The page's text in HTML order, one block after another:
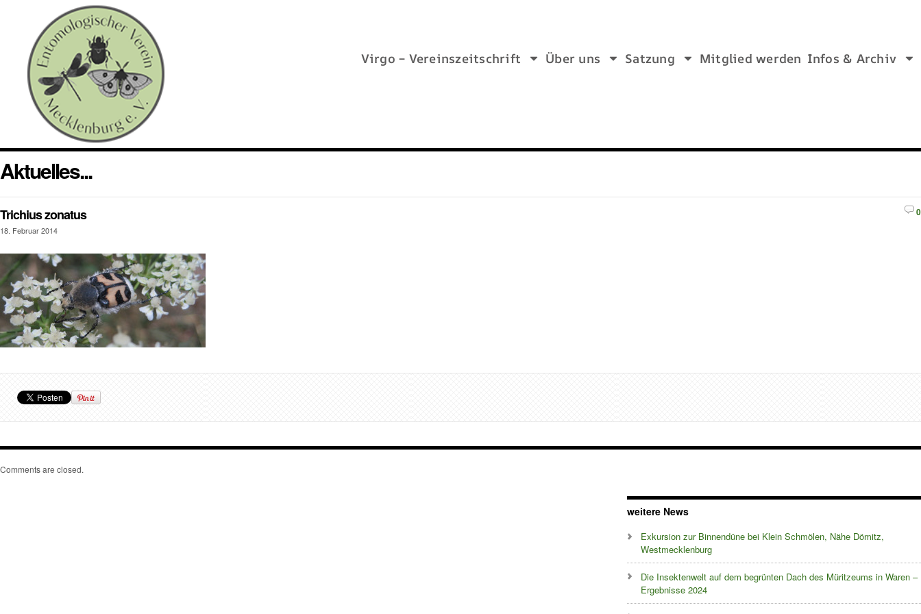
Virgo – Vereinszeitschrift Über uns Satzung Mitglied werden Infos & Archiv
Aktuelles...
Trichius zonatus
18. Februar 2014
0
Comments are closed.
weitere News
Exkursion zur Binnendüne bei Klein Schmölen, Nähe Dömitz,
Westmecklenburg
Die Insektenwelt auf dem begrünten Dach des Müritzeums in Waren –
Ergebnisse 2024